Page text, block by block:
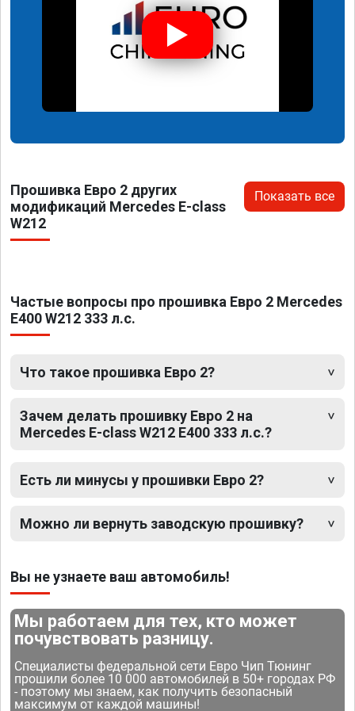
Прошивка Евро 2 других
модификаций Mercedes E-class
W212
Показать все
Частые вопросы про прошивка Евро 2 Mercedes
E400 W212 333 л.с.
Что такое прошивка Евро 2?
Зачем делать прошивку Евро 2 на
Mercedes E-class W212 E400 333 л.с.?
Есть ли минусы у прошивки Евро 2?
Можно ли вернуть заводскую прошивку?
Вы не узнаете ваш автомобиль!
Мы работаем для тех, кто может
почувствовать разницу.
Специалисты федеральной сети Евро Чип Тюнинг
прошили более 10 000 автомобилей в 50+ городах РФ
- поэтому мы знаем, как получить безопасный
максимум от каждой машины!